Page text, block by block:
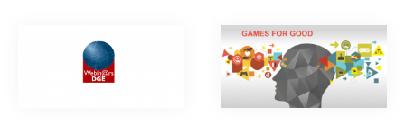
Páginas